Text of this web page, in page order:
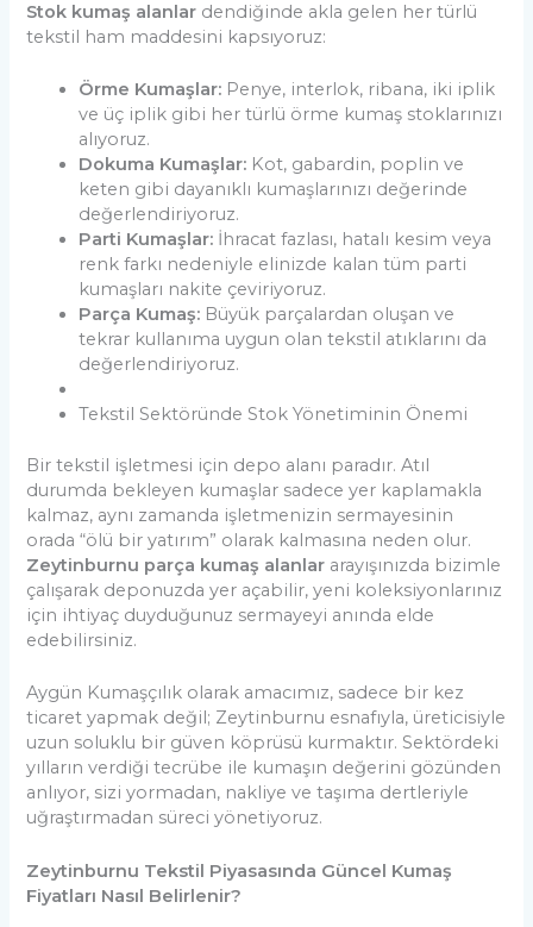
Stok kumaş alanlar dendiğinde akla gelen her türlü
tekstil ham maddesini kapsıyoruz:
Örme Kumaşlar: Penye, interlok, ribana, iki iplik
ve üç iplik gibi her türlü örme kumaş stoklarınızı
alıyoruz.
Dokuma Kumaşlar: Kot, gabardin, poplin ve
keten gibi dayanıklı kumaşlarınızı değerinde
değerlendiriyoruz.
Parti Kumaşlar: İhracat fazlası, hatalı kesim veya
renk farkı nedeniyle elinizde kalan tüm parti
kumaşları nakite çeviriyoruz.
Parça Kumaş: Büyük parçalardan oluşan ve
tekrar kullanıma uygun olan tekstil atıklarını da
değerlendiriyoruz.
Tekstil Sektöründe Stok Yönetiminin Önemi
Bir tekstil işletmesi için depo alanı paradır. Atıl
durumda bekleyen kumaşlar sadece yer kaplamakla
kalmaz, aynı zamanda işletmenizin sermayesinin
orada “ölü bir yatırım” olarak kalmasına neden olur.
Zeytinburnu parça kumaş alanlar arayışınızda bizimle
çalışarak deponuzda yer açabilir, yeni koleksiyonlarınız
için ihtiyaç duyduğunuz sermayeyi anında elde
edebilirsiniz.
Aygün Kumaşçılık olarak amacımız, sadece bir kez
ticaret yapmak değil; Zeytinburnu esnafıyla, üreticisiyle
uzun soluklu bir güven köprüsü kurmaktır. Sektördeki
yılların verdiği tecrübe ile kumaşın değerini gözünden
anlıyor, sizi yormadan, nakliye ve taşıma dertleriyle
uğraştırmadan süreci yönetiyoruz.
Zeytinburnu Tekstil Piyasasında Güncel Kumaş
Fiyatları Nasıl Belirlenir?